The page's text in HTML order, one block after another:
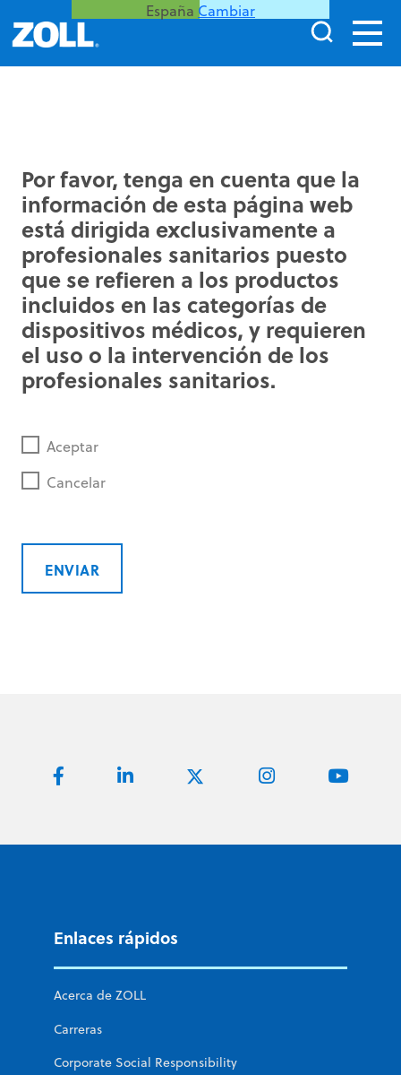
España Cambiar
Por favor, tenga en cuenta que la
información de esta página web
está dirigida exclusivamente a
profesionales sanitarios puesto
que se refieren a los productos
incluidos en las categorías de
dispositivos médicos, y requieren
el uso o la intervención de los
profesionales sanitarios.
Aceptar
Cancelar
ENVIAR
Enlaces rápidos
Acerca de ZOLL
Carreras
Corporate Social Responsibility